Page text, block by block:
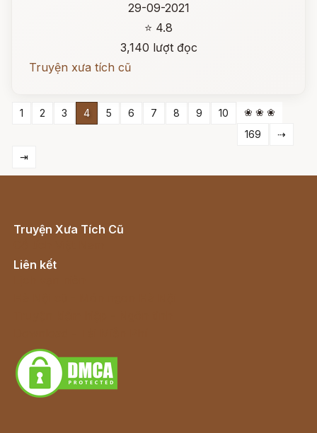
29-09-2021
⭐ 4.8
3,140 lượt đọc
Truyện xưa tích cũ
1 2 3 4 5 6 7 8 9 10
❀ ❀ ❀
169
⇢
⇥
Truyện Xưa Tích Cũ
Liên kết